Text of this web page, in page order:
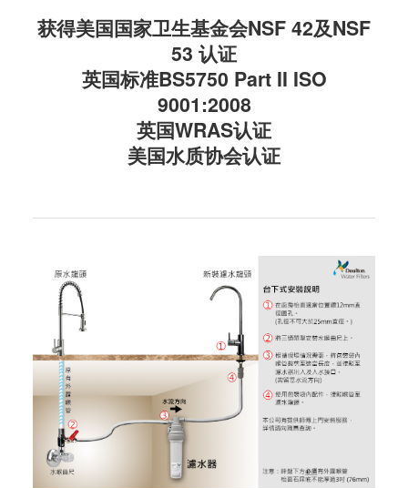
获得美国国家卫生基金会NSF 42及NSF
53 认证
英国标准BS5750 Part II ISO
9001:2008
英国WRAS认证
美国水质协会认证